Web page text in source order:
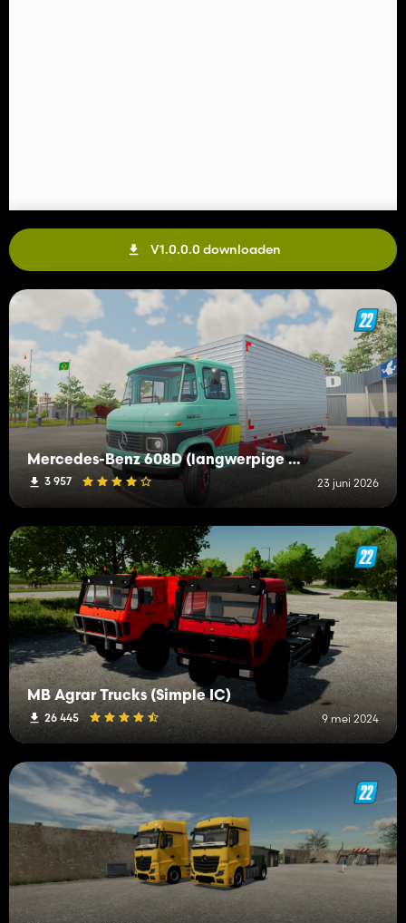
V1.0.0.0 downloaden
Mercedes-Benz 608D (langwerpige versie)
3 957 23 juni 2026
MB Agrar Trucks (Simple IC)
26 445 9 mei 2024